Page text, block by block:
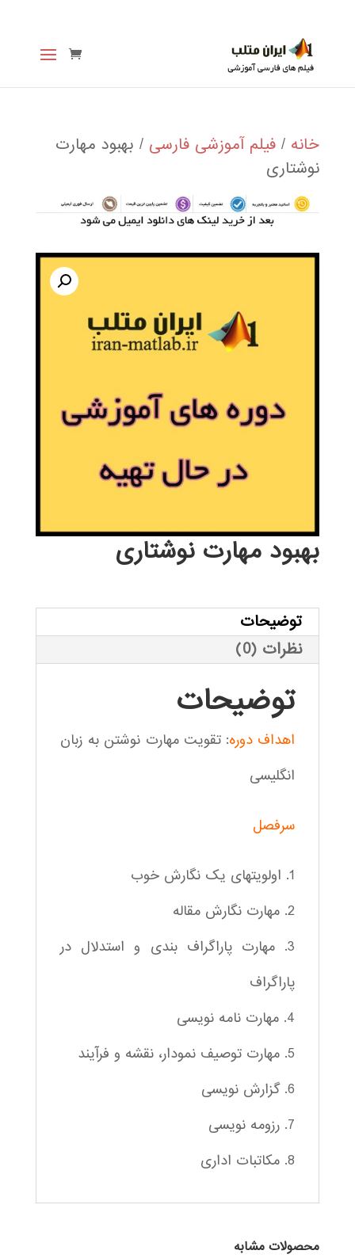
خانه / فیلم آموزشی فارسی / بهبود مهارت
نوشتاری
بهبود مهارت نوشتاری
توضیحات
نظرات (0)
توضیحات
اهداف دوره: تقویت مهارت نوشتن به زبان
انگلیسی
سرفصل
1. اولویتهای یک نگارش خوب
2. مهارت نگارش مقاله
3. مهارت پاراگراف بندی و استدلال در
پاراگراف
4. مهارت نامه نویسی
5. مهارت توصیف نمودار، نقشه و فرآیند
6. گزارش نویسی
7. رزومه نویسی
8. مکاتبات اداری
محصولات مشابه